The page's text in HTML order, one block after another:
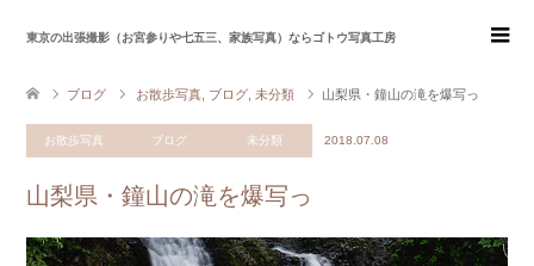
東京の出張撮影（お宮参りや七五三、家族写真）ならゴトウ写真工房
ブログ お散歩写真 ブログ 未分類 山梨県・鐘山の滝を爆写っ
お散歩写真 ブログ 未分類 2018.07.08
山梨県・鐘山の滝を爆写っ